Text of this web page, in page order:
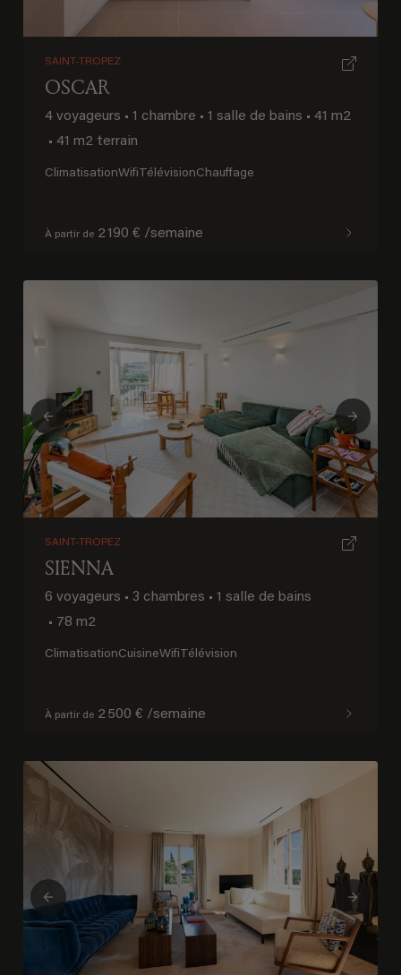
SAINT-TROPEZ
OSCAR
4 voyageurs • 1 chambre • 1 salle de bains • 41 m2
• 41 m2 terrain
ClimatisationWifi TélévisionChauffage
À partir de 2 190 € /semaine
Previous Next
SAINT-TROPEZ
SIENNA
6 voyageurs • 3 chambres • 1 salle de bains
• 78 m2
ClimatisationCuisineWifiTélévision
À partir de 2 500 € /semaine
Previous Next